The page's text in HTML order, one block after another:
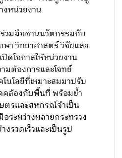
งหน่วยงาน
วมมือด้านนวัตกรรมกับ
า วิทยาศาสตร์ วิจัยและ
ดโอกาสให้หน่วยงาน
มต้องการและโจทย์
นโลยีที่เหมาะสมมาปรับ
คล้องกับพื้นที่ พร้อมย้ำ
ตรและสหกรณ์จำเป็น
ระหว่างหลายกระทรวง
งรวดเร็วและเป็นรูป